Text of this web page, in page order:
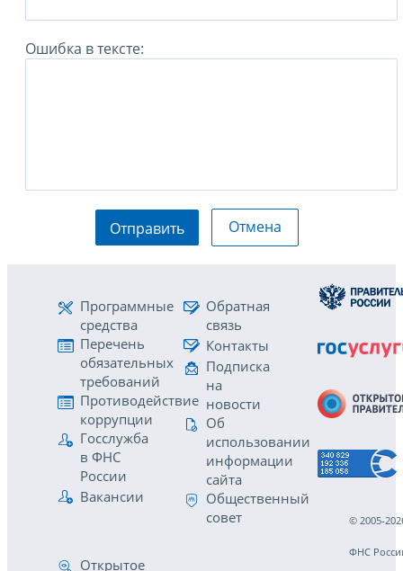
Ошибка в тексте:
Отправить Отмена
Программные
средства
Перечень
обязательных
требований
Противодействие
коррупции
Госслужба
в ФНС
России
Вакансии
Обратная
связь
Контакты
Подписка
на
новости
Об
использовании
информации
сайта
Общественный
совет
Открытое
© 2005-
ФНС